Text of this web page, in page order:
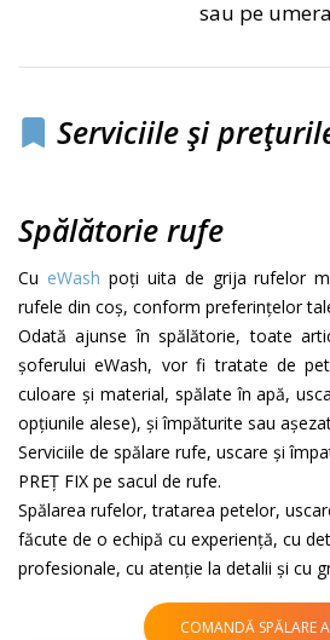
sau pe
Serviciile și
Spălătorie rufe
Cu eWash poți uita de grija rufelor
rufele din coș, conform preferințelor
Odată ajunse în spălătorie, toate
șoferului eWash, vor fi tratate de
culoare şi material, spălate în apă,
opțiunile alese), şi împăturite sau
Serviciile de spălare rufe, uscare și
PREȚ FIX pe sacul de rufe.
Spălarea rufelor, tratarea petelor,
făcute de o echipă cu experiență, cu
profesionale, cu atenție la detalii și cu
COMANDĂ SPĂLARE